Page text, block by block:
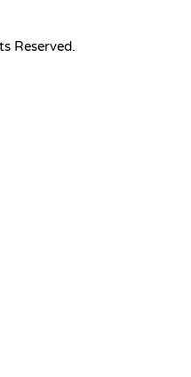
Reserved.